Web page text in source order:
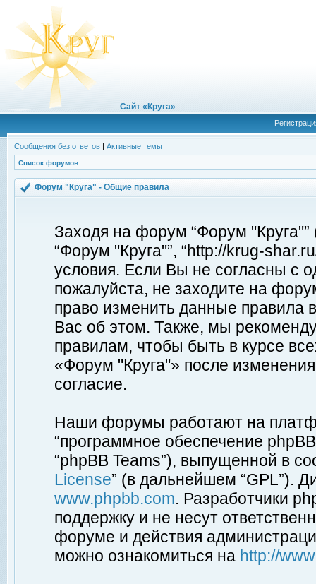
Сайт «Круга»
Сообщения без ответов | Активные темы
Список форумов
Форум "Круга" - Общие правила
Заходя на форум “Форум
“Форум "Круга"”, “http://krug-
условия. Если Вы не согласны с
пожалуйста, не заходите на
право изменить данные правила
Вас об этом. Также, мы
правилам, чтобы быть в курсе
«Форум "Круга"» после
согласие.
Наши форумы работают на
“программное обеспечение
“phpBB Teams”), выпущенной в
License” (в дальнейшем “GPL”).
www.phpbb.com. Разработчики
поддержку и не несут
форуме и действия
можно ознакомиться на http://